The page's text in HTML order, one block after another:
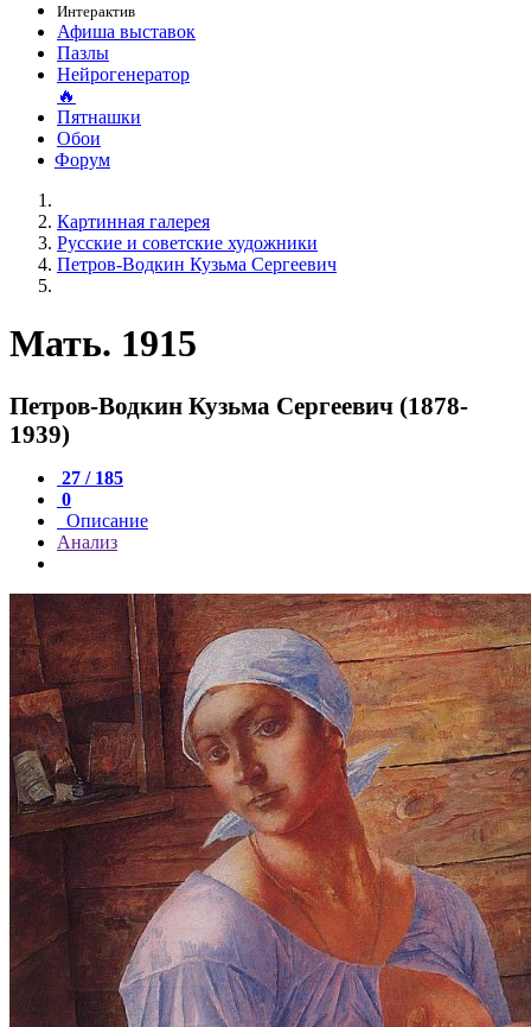
Интерактив
Афиша выставок
Пазлы
Нейрогенератор
🔥
Пятнашки
Обои
Форум
Картинная галерея
Русские и советские художники
Петров-Водкин Кузьма Сергеевич
Мать. 1915
Петров-Водкин Кузьма Сергеевич (1878-
1939)
27 / 185
0
Описание
Анализ